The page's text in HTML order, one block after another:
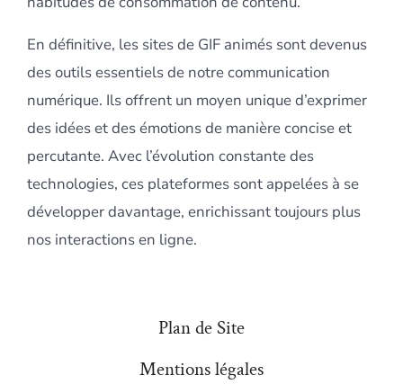
En définitive, les sites de GIF animés sont devenus
des outils essentiels de notre communication
numérique. Ils offrent un moyen unique d’exprimer
des idées et des émotions de manière concise et
percutante. Avec l’évolution constante des
technologies, ces plateformes sont appelées à se
développer davantage, enrichissant toujours plus
nos interactions en ligne.
Plan de Site
Mentions légales